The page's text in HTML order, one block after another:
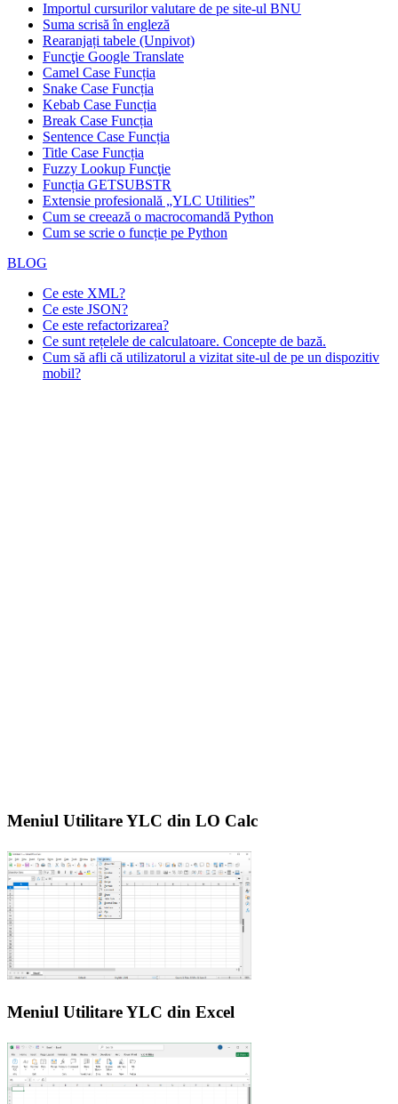
Importul cursurilor valutare de pe site-ul BNU
Suma scrisă în engleză
Rearanjați tabele (Unpivot)
Funcţie Google Translate
Camel Case Funcția
Snake Case Funcția
Kebab Case Funcția
Break Case Funcția
Sentence Case Funcția
Title Case Funcția
Fuzzy Lookup Funcţie
Funcția GETSUBSTR
Extensie profesională „YLC Utilities”
Cum se creează o macrocomandă Python
Cum se scrie o funcție pe Python
BLOG
Ce este XML?
Ce este JSON?
Ce este refactorizarea?
Ce sunt rețelele de calculatoare. Concepte de bază.
Cum să afli că utilizatorul a vizitat site-ul de pe un dispozitiv
mobil?
Meniul Utilitare YLC din LO Calc
Meniul Utilitare YLC din Excel